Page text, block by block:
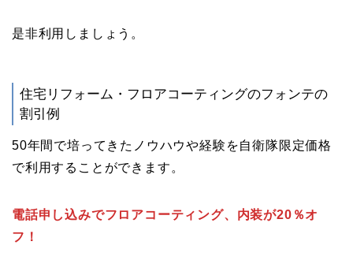
是非利用しましょう。
住宅リフォーム・フロアコーティングのフォンテの
割引例
50年間で培ってきたノウハウや経験を自衛隊限定価格
で利用することができます。
電話申し込みでフロアコーティング、内装が20％オ
フ！